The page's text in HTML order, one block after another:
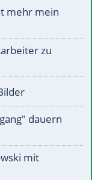
mehr mein
zu
dauern
mit